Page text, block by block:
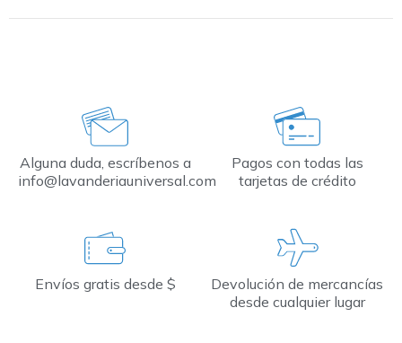
Alguna duda, escríbenos a
info@lavanderiauniversal.com
Pagos con todas las
tarjetas de crédito
Envíos gratis desde $
Devolución de mercancías
desde cualquier lugar